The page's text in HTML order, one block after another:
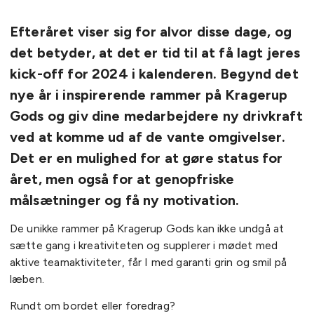
Efteråret viser sig for alvor disse dage, og
det betyder, at det er tid til at få lagt jeres
kick-off for 2024 i kalenderen. Begynd det
nye år i inspirerende rammer på Kragerup
Gods og giv dine medarbejdere ny drivkraft
ved at komme ud af de vante omgivelser.
Det er en mulighed for at gøre status for
året, men også for at genopfriske
målsætninger og få ny motivation.
De unikke rammer på Kragerup Gods kan ikke undgå at
sætte gang i kreativiteten og supplerer i mødet med
aktive teamaktiviteter, får I med garanti grin og smil på
læben.
Rundt om bordet eller foredrag?